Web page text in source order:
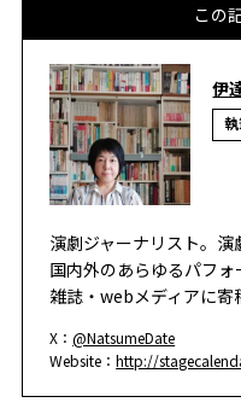
この
伊
演劇ジャーナリスト。演
国内外のあらゆるパフ
雑誌・webメディアに寄
X：@NatsumeDate
Website：http://